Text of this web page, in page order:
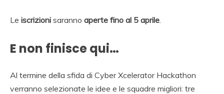
Le iscrizioni saranno aperte fino al 5 aprile
E non finisce qui…
Al termine della sfida di Cyber Xcelerator Hackathon
verranno selezionate le idee e le squadre migliori: tre